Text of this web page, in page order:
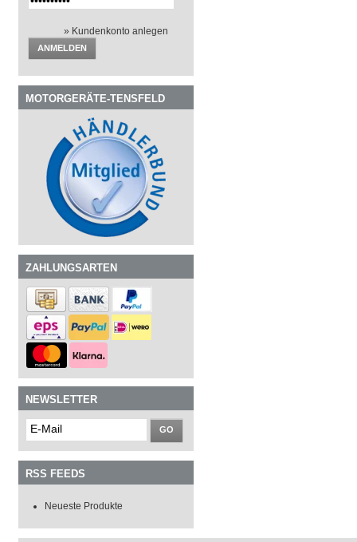
» Kundenkonto anlegen
ANMELDEN
MOTORGERÄTE-TENSFELD
ZAHLUNGSARTEN
NEWSLETTER
GO
RSS FEEDS
Neueste Produkte